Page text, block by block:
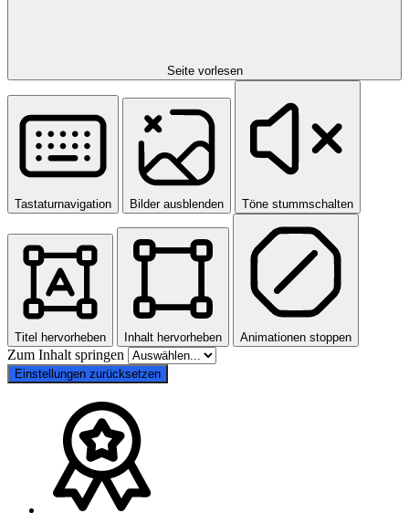
Seite vorlesen
Tastaturnavigation Bilder ausblenden Töne stummschalten
Titel hervorheben Inhalt hervorheben Animationen stoppen
Zum Inhalt springen
Einstellungen zurücksetzen